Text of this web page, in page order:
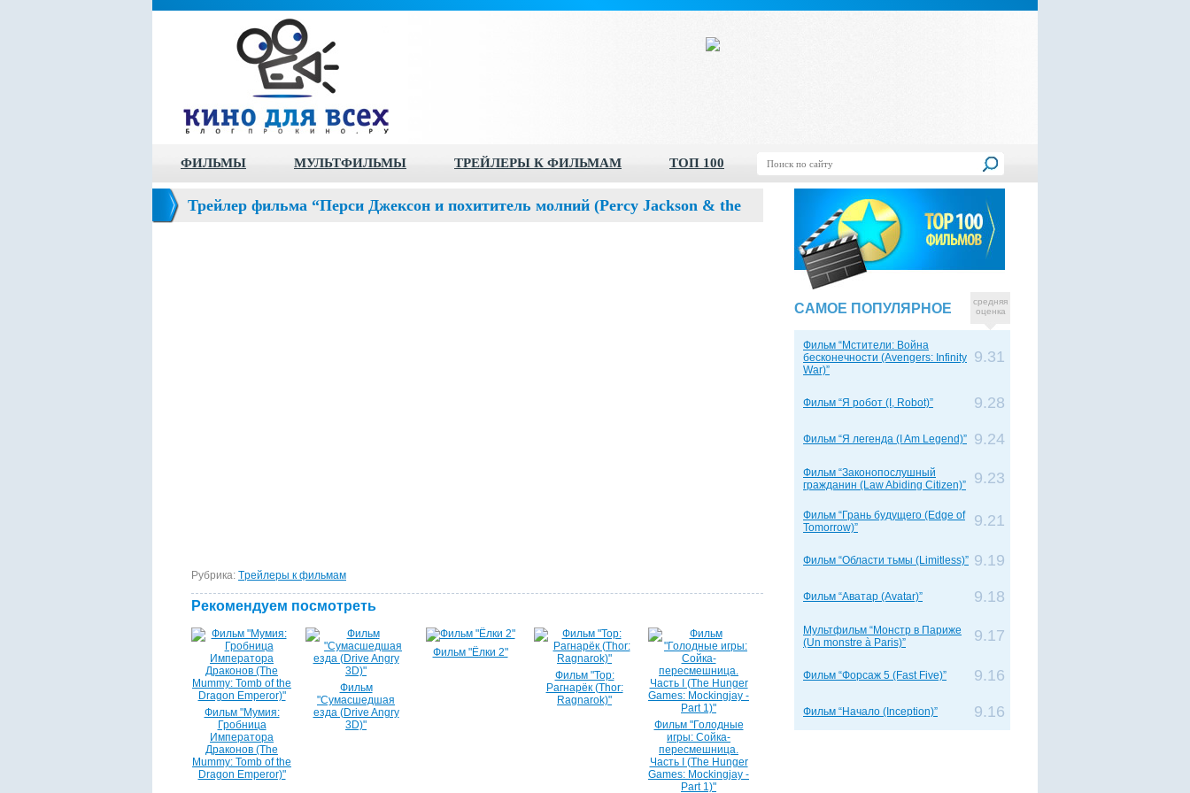
ФИЛЬМЫ МУЛЬТФИЛЬМЫ ТРЕЙЛЕРЫ К ФИЛЬМАМ ТОП 100
Трейлер фильма “Перси Джексон и похититель молний (Percy Jackson & the
Рубрика: Tрейлеры к фильмам
Рекомендуем посмотреть
Фильм "Мумия:
Гробница
Императора
Драконов (The
Mummy: Tomb of the
Dragon Emperor)"
Фильм
"Сумасшедшая
езда (Drive Angry
3D)"
Фильм "Ёлки 2"
Фильм "Тор:
Рагнарёк (Thor:
Ragnarok)"
Фильм "Голодные
игры: Сойка-
пересмешница.
Часть I (The Hunger
Games: Mockingjay -
Part 1)"
САМОЕ ПОПУЛЯРНОЕ
средняя
оценка
Фильм “Мстители: Война
бесконечности (Avengers: Infinity
War)”
9.31
Фильм “Я робот (I, Robot)” 9.28
Фильм “Я легенда (I Am Legend)” 9.24
Фильм “Законопослушный
гражданин (Law Abiding Citizen)”
9.23
Фильм “Грань будущего (Edge of
Tomorrow)”
9.21
Фильм “Области тьмы (Limitless)” 9.19
Фильм “Аватар (Avatar)” 9.18
Мультфильм “Монстр в Париже
(Un monstre à Paris)”
9.17
Фильм “Форсаж 5 (Fast Five)” 9.16
Фильм “Начало (Inception)” 9.16